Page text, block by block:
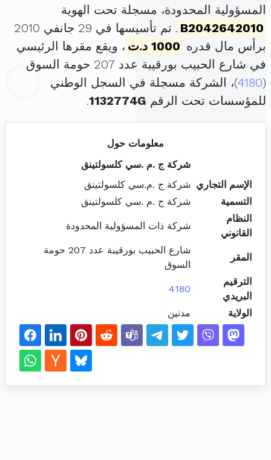
المسؤولية المحدودة، مسجلة تحت الهوية
B2042642010
. تم تأسيسها في 29 جانفي 2010
برأس مال قدره 1000 د.ت
، ويقع مقرها الرئيسي
في شارع الحبيب بورقيبة عدد 207 حومة السوق
(
4180)، الشركة مسجلة في السجل الوطني
للمؤسسات تحت الرقم 1132774G
.
معلومات حول
شركة ج .م .سي كلسولتينق
الإسم التجاري شركة ج .م.سي كلسولتينق
التسمية
شركة ج .م .سي كلسولتينق
النظام
القانوني
شركة ذات المسؤولية المحدودة
المقر
شارع الحبيب بورقيبة عدد 207 حومة
السوق
الترقيم
البريدي
4180
الولاية مدنين